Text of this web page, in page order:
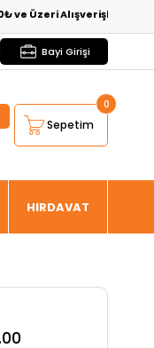
AlışverişlerdeKARGO
Bayi Girişi
Sepetim
0
HIRDAVAT